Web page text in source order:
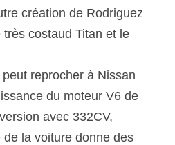
création de Rodriguez
costaud Titan et le
peut reprocher à Nissan
du moteur V6 de
avec 332CV,
la voiture donne des